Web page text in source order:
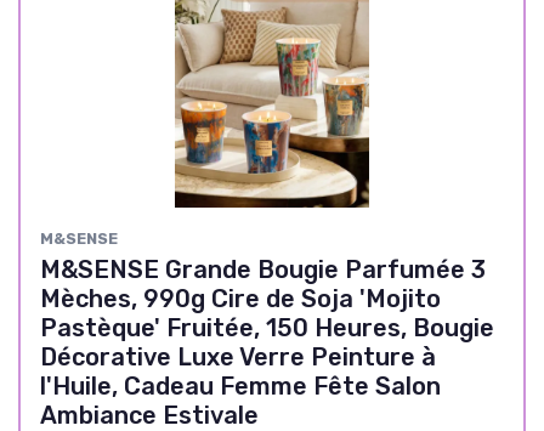
M&SENSE
M&SENSE Grande Bougie Parfumée 3
Mèches, 990g Cire de Soja 'Mojito
Pastèque' Fruitée, 150 Heures, Bougie
Décorative Luxe Verre Peinture à
l'Huile, Cadeau Femme Fête Salon
Ambiance Estivale